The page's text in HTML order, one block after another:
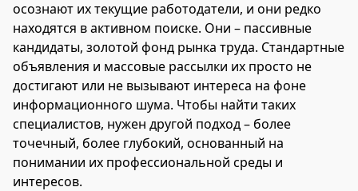
осознают их текущие работодатели, и они редко
находятся в активном поиске. Они – пассивные
кандидаты, золотой фонд рынка труда. Стандартные
объявления и массовые рассылки их просто не
достигают или не вызывают интереса на фоне
информационного шума. Чтобы найти таких
специалистов, нужен другой подход – более
точечный, более глубокий, основанный на
понимании их профессиональной среды и
интересов.